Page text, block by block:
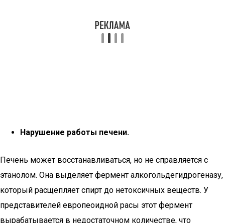
Нарушение работы печени.
Печень может восстанавливаться, но не справляется с
этанолом. Она выделяет фермент алкогольдегидрогеназу,
который расщепляет спирт до нетоксичных веществ. У
представителей европеоидной расы этот фермент
вырабатывается в недостаточном количестве, что